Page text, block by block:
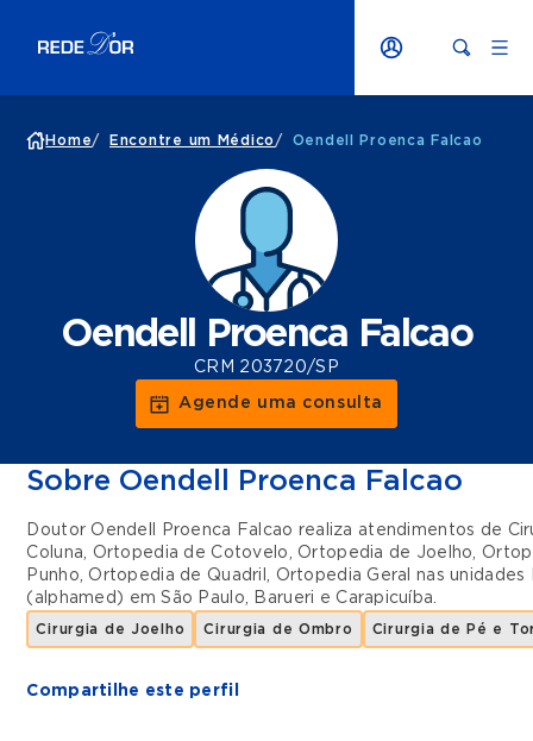
Home/ Encontre um Médico / Oendell Proenca Falcao
Oendell Proenca Falcao
CRM 203720/SP
Agende uma consulta
Sobre Oendell Proenca Falcao
Doutor Oendell Proenca Falcao realiza atendimentos de
Coluna, Ortopedia de Cotovelo, Ortopedia de Joelho,
Punho, Ortopedia de Quadril , Ortopedia Geral nas unidades
(alphamed) emSão Paulo, Barueri e Carapicuíba.
Cirurgia de Joelho Cirurgia de Ombro Cirurgia de Pé e
Compartilhe este perfil